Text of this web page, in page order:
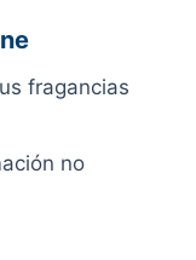
fragancias
no